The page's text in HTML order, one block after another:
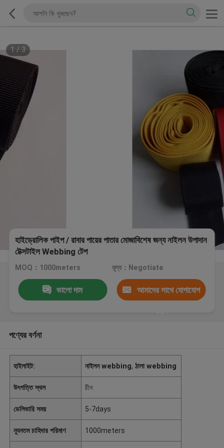
1 / 3
হাইড্রোলিক পাইপ / রাবার পায়ের পাতার মোজাবিশেষ জন্য নাইলন উপাদান
টেক্সটাইল Webbing টেপ
MOQ：1000meters মূল্য：Negotiate
ভালো দাম আমাদের সাথে যোগাযোগ
পণ্যের বর্ণনা
হাইলাইট: নাইলন webbing,ঠালা webbing
উৎপত্তি স্থল চীন
ডেলিভারি সময় 5-7days
ন্যূনতম চাহিদার পরিমাণ 1000meters